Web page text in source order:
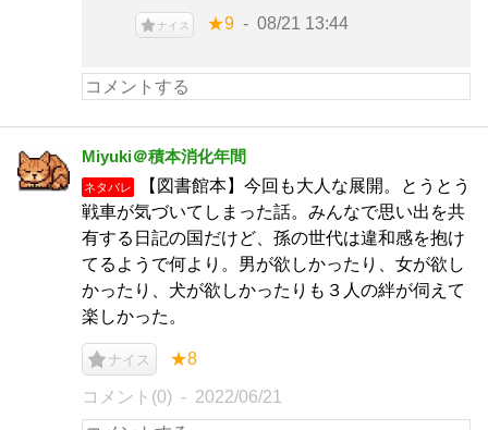
ナイス ★9 08/21 13:44
Miyuki＠積本消化年間
ネタバレ
【図書館本】今回も大人な展開。とうとう
戦車が気づいてしまった話。みんなで思い出を共
有する日記の国だけど、孫の世代は違和感を抱け
てるようで何より。男が欲しかったり、女が欲し
かったり、犬が欲しかったりも３人の絆が伺えて
楽しかった。
ナイス ★8
コメント(0) 2022/06/21